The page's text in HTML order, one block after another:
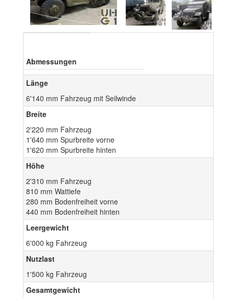
Abmessungen
Länge
6'140 mm Fahrzeug mit Seilwinde
Breite
2'220 mm Fahrzeug
1'640 mm Spurbreite vorne
1'620 mm Spurbreite hinten
Höhe
2'310 mm Fahrzeug
810 mm Wattiefe
280 mm Bodenfreiheit vorne
440 mm Bodenfreiheit hinten
Leergewicht
6'000 kg Fahrzeug
Nutzlast
1'500 kg Fahrzeug
Gesamtgewicht